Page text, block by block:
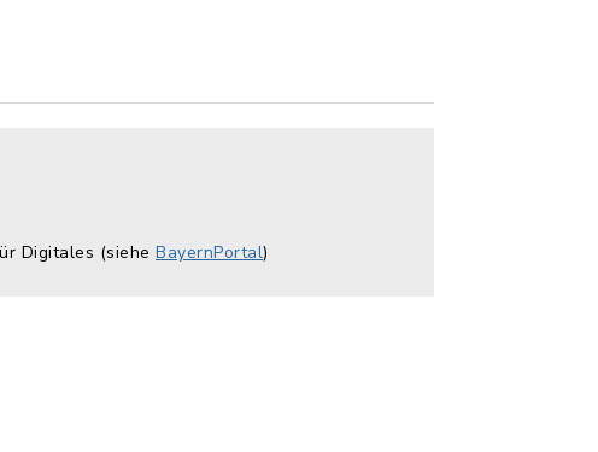
Digitales (siehe BayernPortal)